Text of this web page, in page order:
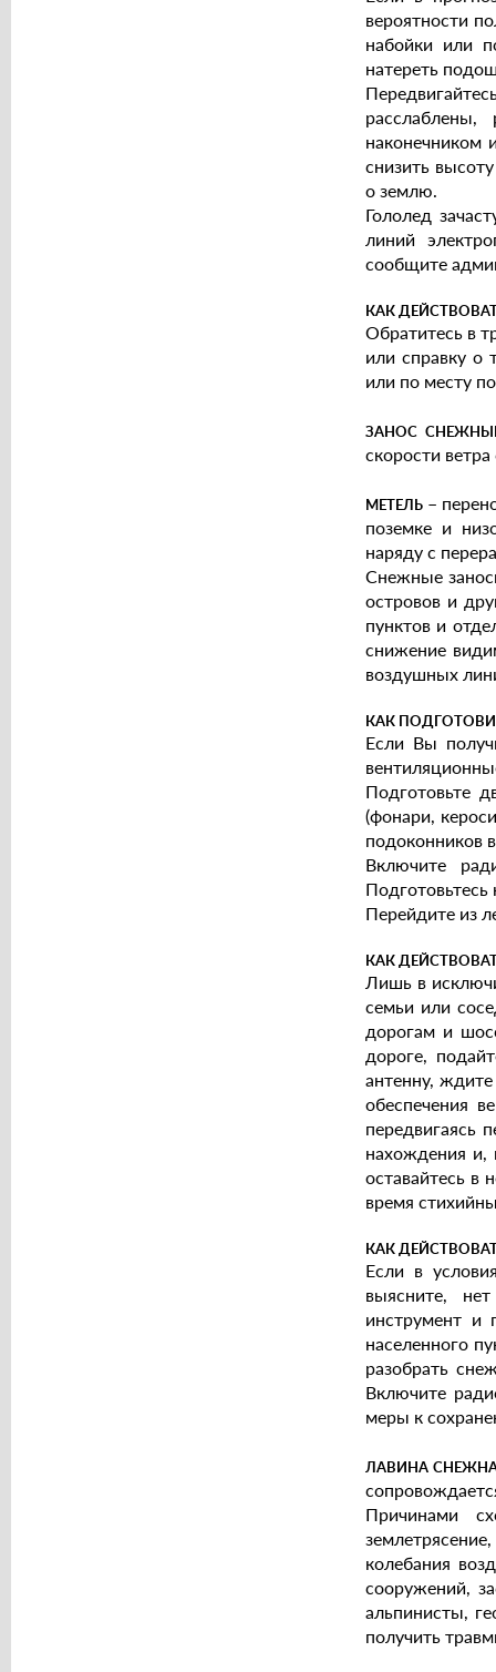
вероятности
набойки или
натереть
наконечником
снизить
о землю.
Гололед
линий
сообщите
КАК
Обратитесь в
или справку о
или по месту
ЗАНОС
скорости
МЕТЕЛЬ –
поземке и
наряду с
Снежные
островов и
пунктов и
снижение
воздушных
КАК
Если Вы
Подготовьте
(фонари,
подоконников
Включите
Перейдите из
КАК
Лишь в
семьи или
дорогам и
дороге,
антенну,
обеспечения
передвигаясь
нахождения и,
оставайтесь в
время
КАК
Если в
выясните,
инструмент
населенного
разобрать
Включите
меры к
ЛАВИНА
Причинами
колебания
сооружений,
альпинисты,
получить